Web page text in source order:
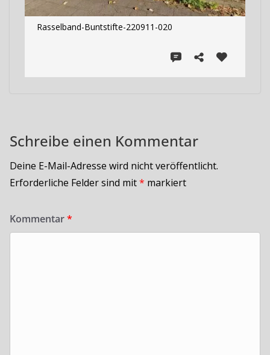
Rasselband-Buntstifte-220911-020
Schreibe einen Kommentar
Deine E-Mail-Adresse wird nicht veröffentlicht.
Erforderliche Felder sind mit* markiert
Kommentar*